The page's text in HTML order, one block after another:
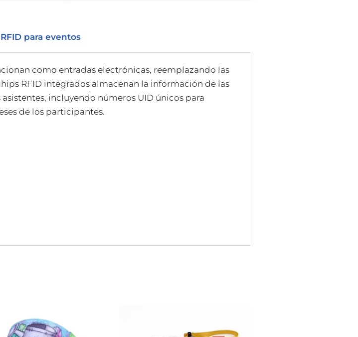
para eventos
como entradas electrónicas, reemplazando las
RFID integrados almacenan la información de las
incluyendo números UID únicos para
de los participantes.